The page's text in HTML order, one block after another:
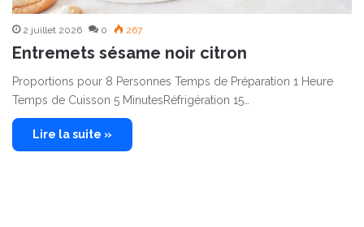
2 juillet 2026 0 267
Entremets sésame noir citron
Proportions pour 8 Personnes Temps de Préparation 1 Heure
Temps de Cuisson 5 MinutesRéfrigération 15…
Lire la suite »